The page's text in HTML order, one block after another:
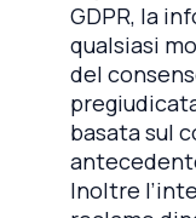
GDPR, la
qualsiasi
del
basata sul
Inoltre